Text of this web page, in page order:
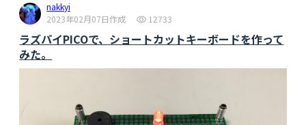
nakkyi
2023年02月07日作成
12733
ラズパイPICOで、ショートカットキーボードを作って
みた。